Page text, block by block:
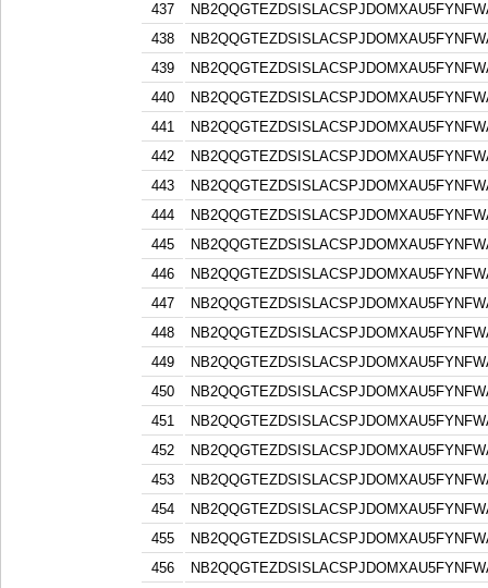
437
438
439
440
441
442
443
444
445
446
447
448
449
450
451
452
453
454
455
456